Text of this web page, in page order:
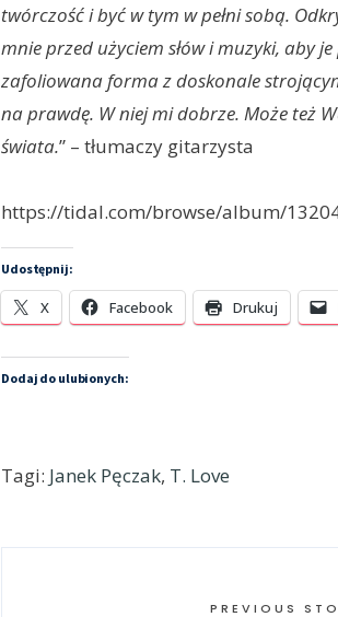
twórczość i być w tym w pełni sobą.
mnie przed użyciem słów i muzyki, aby
zafoliowana forma z doskonale
na prawdę. W niej mi dobrze. Może też
świata.” – tłumaczy gitarzysta
https://tidal.com/browse/album/
Udostępnij:
X Facebook Drukuj
Dodaj do ulubionych:
Tagi: Janek Pęczak, T. Love
PREVIOUS